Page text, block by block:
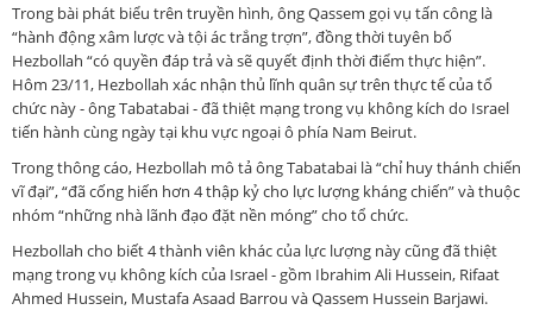
Trong bài phát biểu trên truyền hình, ông Qassem gọi vụ tấn công là
“hành động xâm lược và tội ác trắng trợn”, đồng thời tuyên bố
Hezbollah “có quyền đáp trả và sẽ quyết định thời điểm thực hiện”.
Hôm 23/11, Hezbollah xác nhận thủ lĩnh quân sự trên thực tế của tổ
chức này - ông Tabatabai - đã thiệt mạng trong vụ không kích do Israel
tiến hành cùng ngày tại khu vực ngoại ô phía Nam Beirut.
Trong thông cáo, Hezbollah mô tả ông Tabatabai là “chỉ huy thánh chiến
vĩ đại”, “đã cống hiến hơn 4 thập kỷ cho lực lượng kháng chiến” và thuộc
nhóm “những nhà lãnh đạo đặt nền móng” cho tổ chức.
Hezbollah cho biết 4 thành viên khác của lực lượng này cũng đã thiệt
mạng trong vụ không kích của Israel - gồm Ibrahim Ali Hussein, Rifaat
Ahmed Hussein, Mustafa Asaad Barrou và Qassem Hussein Barjawi.